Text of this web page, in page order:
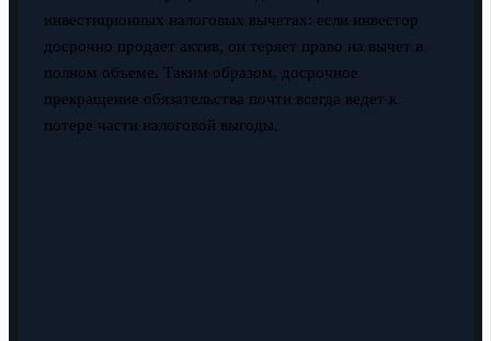
инвестиционных налоговых вычетах: если инвестор
досрочно продает актив, он теряет право на вычет в
полном объеме. Таким образом, досрочное
прекращение обязательства почти всегда ведет к
потере части налоговой выгоды.